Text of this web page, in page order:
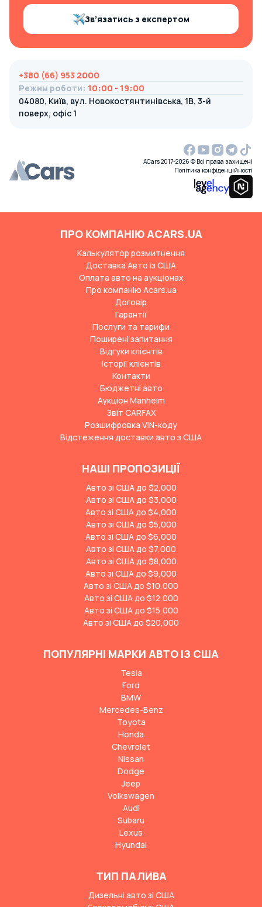
Зв’язатись з експертом
+380 (66) 953 2000
Режим роботи: 10:00 - 19:00
04080, Київ, вул. Новокостянтинівська, 1В, 3-й
поверх, офіс 1
ACars 2017-2026 © Всі права захищені
Політика конфіденційності
ПРО КОМПАНІЮ ACARS.UA
Калькулятор розмитнення
Доставка Авто із США
Оплата авто на аукціонах
Про компанію Acars.ua
Договір
Гарантії
Послуги та тарифи
Поширені запитання
Відгуки клієнтів
Історії клієнтів
Контакти
Бюджетні авто
Аукціон Manheim
Звіт CARFAX
Розшифровка VIN-коду
Відстеження доставки авто з США
НАШІ ПРОПОЗИЦІЇ
Авто зі США до $2,000
Авто зі США до $3,000
Авто зі США до $4,000
Авто зі США до $5,000
Авто зі США до $6,000
Авто зі США до $7,000
Авто зі США до $8,000
Авто зі США до $9,000
Авто зі США до $10,000
Авто зі США до $12,000
Авто зі США до $15,000
Авто зі США до $20,000
ПОПУЛЯРНІ МАРКИ АВТО ІЗ США
Tesla
Ford
BMW
Mercedes-Benz
Toyota
Honda
Chevrolet
Nissan
Dodge
Jeep
Volkswagen
Audi
Subaru
Lexus
Hyundai
ТИП ПАЛИВА
Дизельні авто зі США